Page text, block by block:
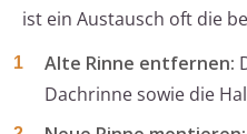
ist ein Austausch oft die
Alte Rinne entfernen:
Dachrinne sowie die